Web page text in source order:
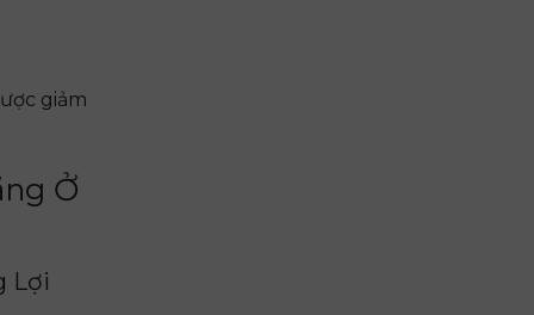
giảm
Ở
Lợi